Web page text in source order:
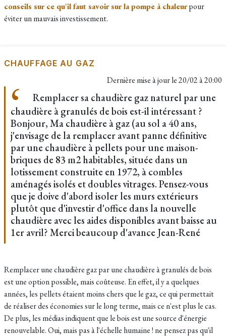
conseils sur ce qu'il faut savoir sur la pompe à chaleurpour
éviter un mauvais investissement.
CHAUFFAGE AU GAZ
Dernière mise à jour le20/02 à 20:00
Remplacer sa chaudière gaz naturel par une
chaudière à granulés de bois est-il intéressant ?
Bonjour, Ma chaudière à gaz (au sol a 40 ans,
j'envisage de la remplacer avant panne définitive
par une chaudière à pellets pour une maison-
briques de 83 m2 habitables, située dans un
lotissement construite en 1972, à combles
aménagés isolés et doubles vitrages. Pensez-vous
que je doive d'abord isoler les murs extérieurs
plutôt que d'investir d'office dans la nouvelle
chaudière avec les aides disponibles avant baisse au
1er avril? Merci beaucoup d'avance Jean-René
Remplacer une chaudière gaz par une chaudière à granulés de bois
est une option possible, mais coûteuse. En effet, il y a quelques
années, les pellets étaient moins chers que le gaz, ce qui permettait
de réaliser des économies sur le long terme, mais ce n'est plus le cas.
De plus, les médias indiquent que le bois est une source d'énergie
renouvelable. Oui, mais pas à l'échelle humaine ! ne pensez pas qu'il